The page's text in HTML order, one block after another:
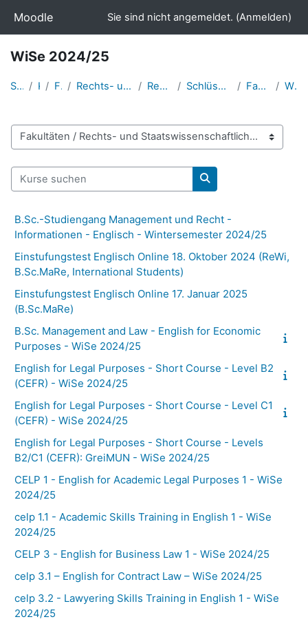
Moodle Sie sind nicht angemeldet. (Anmelden)
WiSe 2024/25
Startseite Kurse Fakultäten Rechts- und Staatswissenschaftliche Fakultät Rechtswissenschaften Schlüsselqualifikationen/Fachsprache Fachsprache Englisch WiSe 2024/25
Kursbereiche
Kurse suchen
Kurse suchen
B.Sc.-Studiengang Management und Recht -
Informationen - Englisch - Wintersemester 2024/25
Einstufungstest Englisch Online 18. Oktober 2024 (ReWi,
B.Sc.MaRe, International Students)
Einstufungstest Englisch Online 17. Januar 2025
(B.Sc.MaRe)
B.Sc. Management and Law - English for Economic
Purposes - WiSe 2024/25
English for Legal Purposes - Short Course - Level B2
(CEFR) - WiSe 2024/25
English for Legal Purposes - Short Course - Level C1
(CEFR) - WiSe 2024/25
English for Legal Purposes - Short Course - Levels
B2/C1 (CEFR): GreiMUN - WiSe 2024/25
CELP 1 - English for Academic Legal Purposes 1 - WiSe
2024/25
celp 1.1 - Academic Skills Training in English 1 - WiSe
2024/25
CELP 3 - English for Business Law 1 - WiSe 2024/25
celp 3.1 – English for Contract Law – WiSe 2024/25
celp 3.2 - Lawyering Skills Training in English 1 - WiSe
2024/25